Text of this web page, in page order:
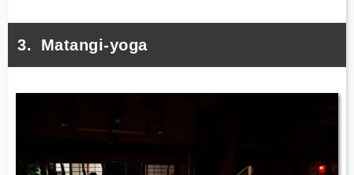
Matangi-yoga